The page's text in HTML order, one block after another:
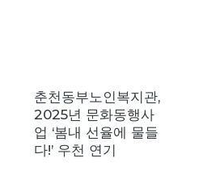
춘천동부노인복지관,
2025년 문화동행사
업 ‘봄내 선율에 물들
다!’ 우천 연기